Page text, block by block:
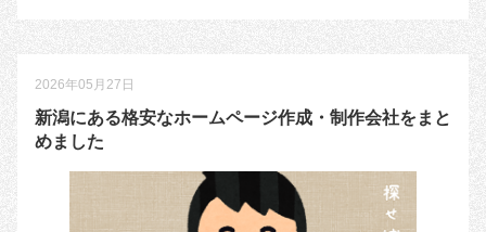
2026年05月27日
新潟にある格安なホームページ作成・制作会社をまと
めました